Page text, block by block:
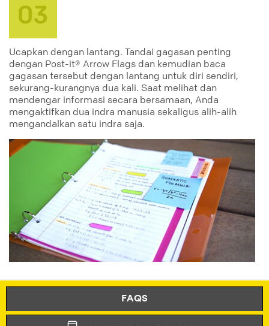
Ucapkan dengan lantang. Tandai gagasan penting
dengan Post-it® Arrow Flags dan kemudian baca
gagasan tersebut dengan lantang untuk diri sendiri,
sekurang-kurangnya dua kali. Saat melihat dan
mendengar informasi secara bersamaan, Anda
mengaktifkan dua indra manusia sekaligus alih-alih
mengandalkan satu indra saja.
belajar
pengaturan
super_sticky_notes
tabs
flags
FAQS